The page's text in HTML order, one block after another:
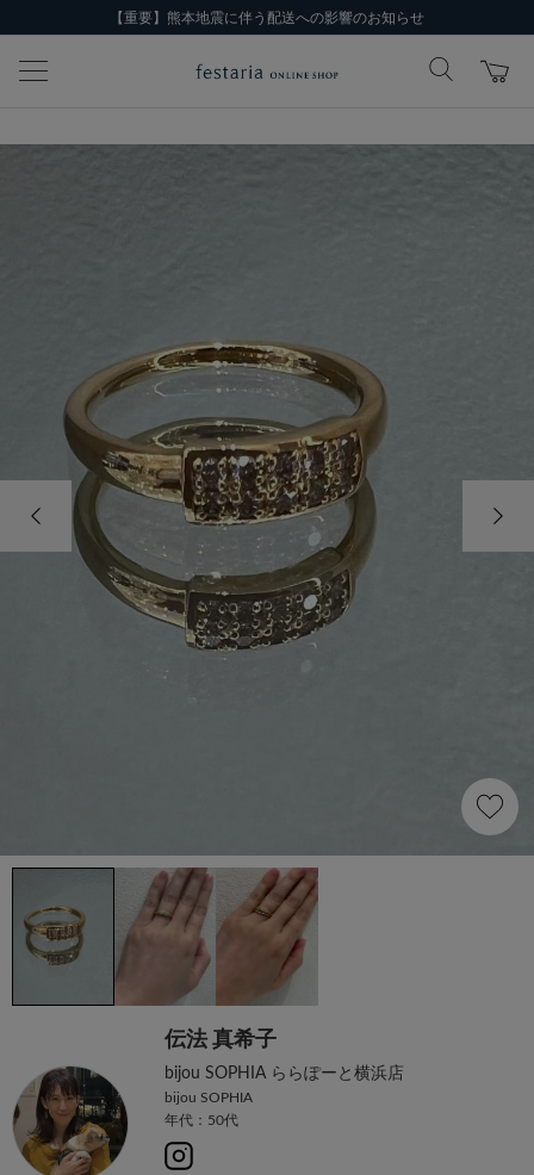
【重要】熊本地震に伴う配送への影響のお知らせ
前の画像
伝法 真希子
bijou SOPHIA ららぽーと横浜店
bijou SOPHIA
年代：50代